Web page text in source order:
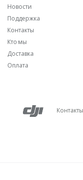
Новости
Поддержка
Контакты
Кто мы
Доставка
Оплата
Контакты